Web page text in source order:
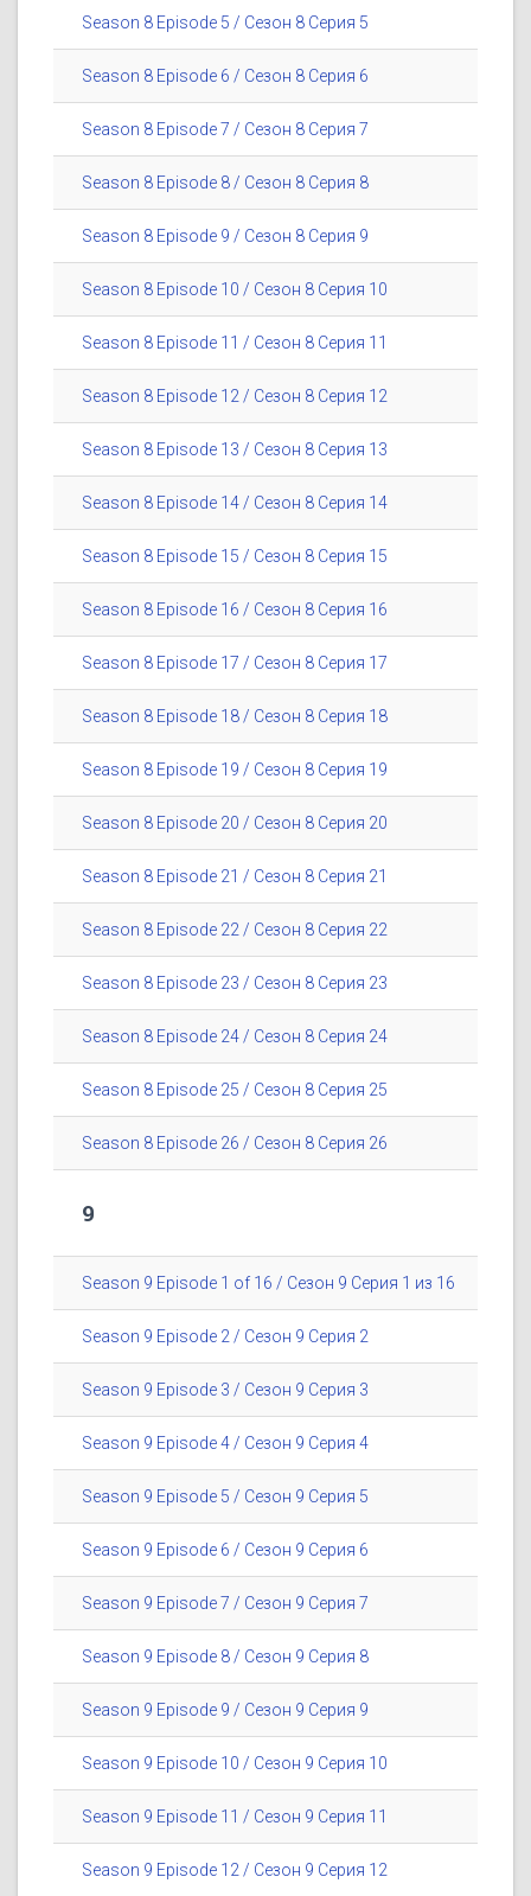
Season 8 Episode 5 / Сезон 8 Серия 5
Season 8 Episode 6 / Сезон 8 Серия 6
Season 8 Episode 7 / Сезон 8 Серия 7
Season 8 Episode 8 / Сезон 8 Серия 8
Season 8 Episode 9 / Сезон 8 Серия 9
Season 8 Episode 10 / Сезон 8 Серия 10
Season 8 Episode 11 / Сезон 8 Серия 11
Season 8 Episode 12 / Сезон 8 Серия 12
Season 8 Episode 13 / Сезон 8 Серия 13
Season 8 Episode 14 / Сезон 8 Серия 14
Season 8 Episode 15 / Сезон 8 Серия 15
Season 8 Episode 16 / Сезон 8 Серия 16
Season 8 Episode 17 / Сезон 8 Серия 17
Season 8 Episode 18 / Сезон 8 Серия 18
Season 8 Episode 19 / Сезон 8 Серия 19
Season 8 Episode 20 / Сезон 8 Серия 20
Season 8 Episode 21 / Сезон 8 Серия 21
Season 8 Episode 22 / Сезон 8 Серия 22
Season 8 Episode 23 / Сезон 8 Серия 23
Season 8 Episode 24 / Сезон 8 Серия 24
Season 8 Episode 25 / Сезон 8 Серия 25
Season 8 Episode 26 / Сезон 8 Серия 26
9
Season 9 Episode 1 of 16 / Сезон 9 Серия 1 из 16
Season 9 Episode 2 / Сезон 9 Серия 2
Season 9 Episode 3 / Сезон 9 Серия 3
Season 9 Episode 4 / Сезон 9 Серия 4
Season 9 Episode 5 / Сезон 9 Серия 5
Season 9 Episode 6 / Сезон 9 Серия 6
Season 9 Episode 7 / Сезон 9 Серия 7
Season 9 Episode 8 / Сезон 9 Серия 8
Season 9 Episode 9 / Сезон 9 Серия 9
Season 9 Episode 10 / Сезон 9 Серия 10
Season 9 Episode 11 / Сезон 9 Серия 11
Season 9 Episode 12 / Сезон 9 Серия 12